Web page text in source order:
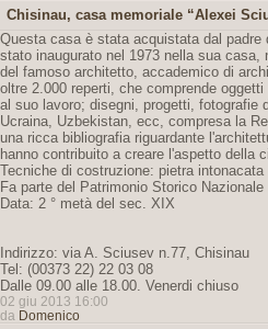
Chisinau, casa memoriale “Alexei
Questa casa è stata acquistata dal
stato inaugurato nel 1973 nella sua casa,
del famoso architetto, accademico di
oltre 2.000 reperti, che comprende
al suo lavoro; disegni, progetti, fotografie
Ucraina, Uzbekistan, ecc, compresa la
una ricca bibliografia riguardante
hanno contribuito a creare l'aspetto della
Tecniche di costruzione: pietra intonacata
Fa parte del Patrimonio Storico Nazionale
Data: 2 ° metà del sec. XIX
Indirizzo: via A. Sciusev n.77, Chisinau
Tel: (00373 22) 22 03 08
Dalle 09.00 alle 18.00. Venerdi chiuso
02 giu 2013 16:00
da Domenico